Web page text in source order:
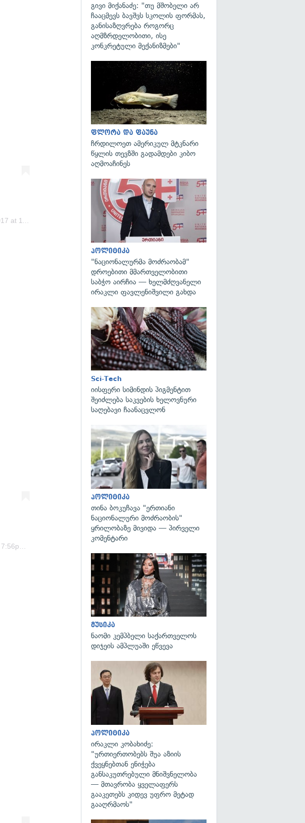
PST
PST
გივი მიქანაძე: "თუ მშობელი არ
ჩააცმევს ბავშვს სკოლის ფორმას,
განისაზღვრება როგორც
აღმზრდელობითი, ისე
კონკრეტული მექანიზმები"
ფლორა და ფაუნა
ჩრდილოეთ ამერიკულ მტკნარი
წყლის თევზში გადამდები კიბო
აღმოაჩინეს
პოლიტიკა
"ნაციონალურმა მოძრაობამ"
დროებითი მმართველობითი
საბჭო აირჩია — ხელმძღვანელი
ირაკლი ფავლენიშვილი გახდა
Sci-Tech
იისფერი სიმინდის პიგმენტით
შეიძლება საკვების ხელოვნური
საღებავი ჩაანაცვლონ
პოლიტიკა
თინა ბოკუჩავა "ერთიანი
ნაციონალური მოძრაობის"
ყრილობაზე მივიდა — პირველი
კომენტარი
მუსიკა
ნაომი კემპბელი საქართველოს
დიჯეის ამპლუაში ეწვევა
პოლიტიკა
ირაკლი კობახიძე:
"ურთიერთობებს შუა აზიის
ქვეყნებთან ენიჭება
განსაკუთრებული მნიშვნელობა
— მთავრობა ყველაფერს
გააკეთებს კიდევ უფრო მეტად
გააღრმაოს"